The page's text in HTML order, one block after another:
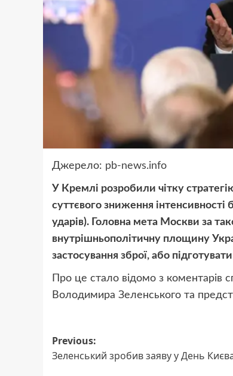
Джерело: pb-news.info
У Кремлі розробили чітку
суттєвого зниження
ударів). Головна мета Москви за
внутрішньополітичну площину
застосування зброї, або
Про це стало відомо з коментарів
Володимира Зеленського та
Post
navigation
Previous:
Зеленський зробив заяву у День